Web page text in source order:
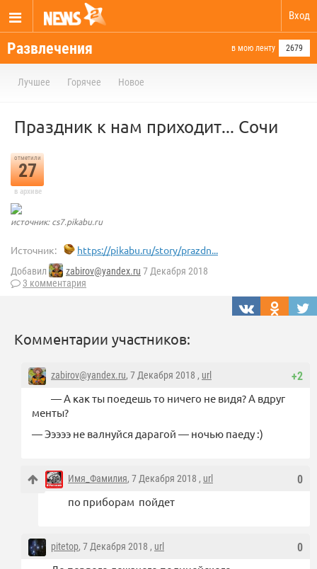
Вход
Развлечения в мою ленту 2679
Лучшее Горячее Новое
Праздник к нам приходит... Сочи
отметили
27
в архиве
источник: cs7.pikabu.ru
Источник: https://pikabu.ru/story/prazdn...
Добавил zabirov@yandex.ru 7 Декабря 2018
3 комментария
Комментарии участников:
+2
zabirov@yandex.ru, 7 Декабря 2018 , url
— А как ты поедешь то ничего не видя? А вдруг
менты?
— Эээээ не валнуйся дарагой — ночью паеду :)
0
Имя_Фамилия, 7 Декабря 2018 , url
по приборам пойдет
0
pitetop, 7 Декабря 2018 , url